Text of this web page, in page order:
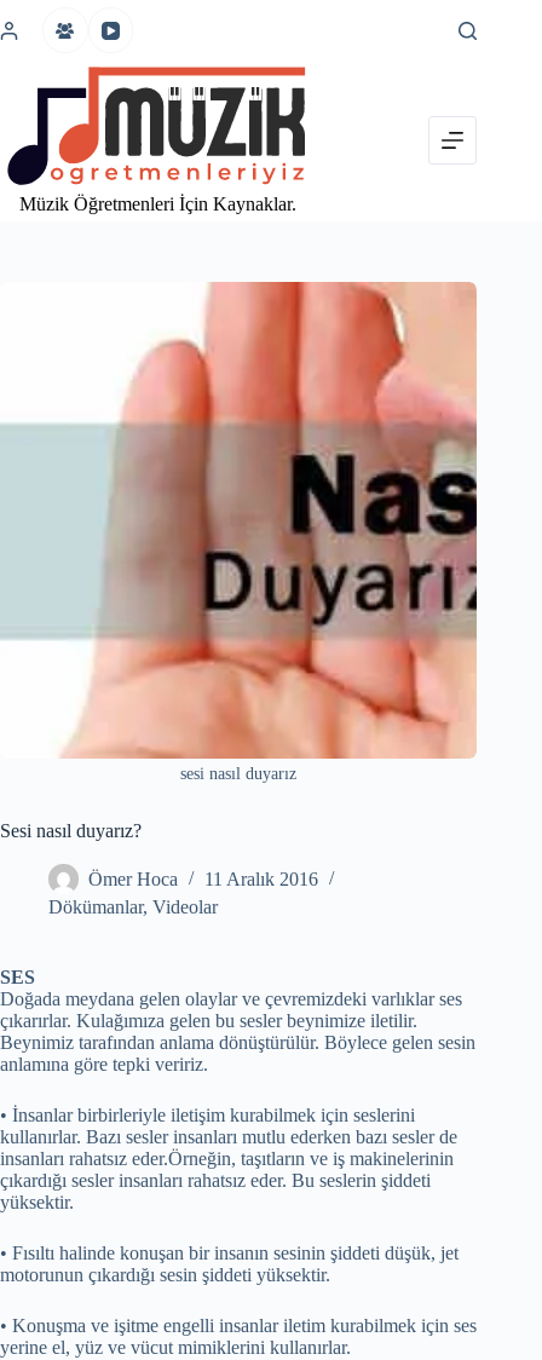
atla
Müzik Öğretmenleri İçin Kaynaklar.
sesi nasıl duyarız
Sesi nasıl duyarız?
Ömer Hoca
11 Aralık 2016
Dökümanlar, Videolar
SES
Doğada meydana gelen olaylar ve çevremizdeki varlıklar ses
çıkarırlar. Kulağımıza gelen bu sesler beynimize iletilir.
Beynimiz tarafından anlama dönüştürülür. Böylece gelen sesin
anlamına göre tepki veririz.
• İnsanlar birbirleriyle iletişim kurabilmek için seslerini
kullanırlar. Bazı sesler insanları mutlu ederken bazı sesler de
insanları rahatsız eder.Örneğin, taşıtların ve iş makinelerinin
çıkardığı sesler insanları rahatsız eder. Bu seslerin şiddeti
yüksektir.
• Fısıltı halinde konuşan bir insanın sesinin şiddeti düşük, jet
motorunun çıkardığı sesin şiddeti yüksektir.
• Konuşma ve işitme engelli insanlar iletim kurabilmek için ses
yerine el, yüz ve vücut mimiklerini kullanırlar.